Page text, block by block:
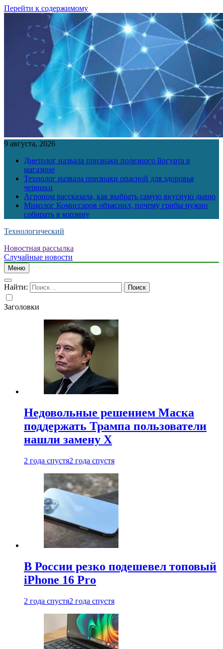
Перейти к содержимому
9 августа, 2026
Диетолог назвала признаки полезного йогурта в
магазине
Технолог назвала признаки опасной для здоровья
черники
Агроном рассказала, как выбрать самую вкусную дыню
Миколог Комиссаров объяснил, почему грибы нужно
собирать в корзину
Технологический
Новостная рассылка
Случайные новости
Меню
Найти:
Заголовки
Недовольные решением Маска
поддержать Трампа пользователи
нашли замену X
2 года спустя2 года спустя
В России резко подешевел топовый
iPhone 16 Pro
2 года спустя2 года спустя